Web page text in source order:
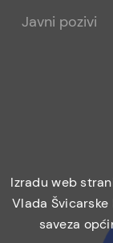
Javni pozivi
Izradu web
Vlada
saveza